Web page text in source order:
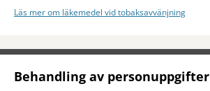
Läs mer om läkemedel vid tobaksavvänjning
Behandling av personuppgifter